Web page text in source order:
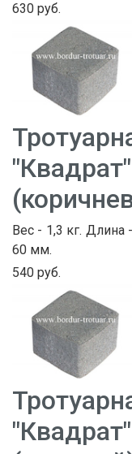
630 руб.
Вес - 1,3 кг.
60 мм.
540 руб.